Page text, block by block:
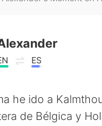
ES
he ido a
de Bélgica y